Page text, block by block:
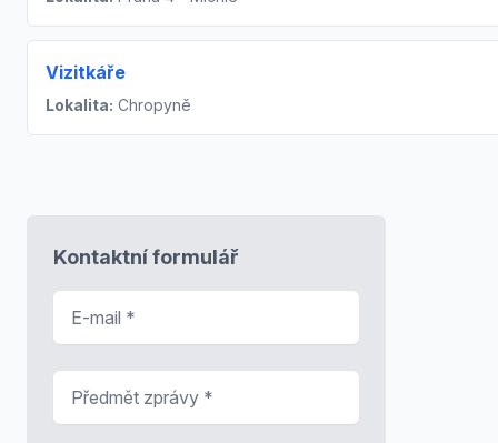
Vizitkáře
Lokalita: Chropyně
Kontaktní formulář